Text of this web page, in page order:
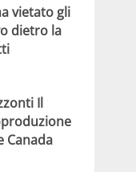
vietato gli
dietro la
Il
Canada